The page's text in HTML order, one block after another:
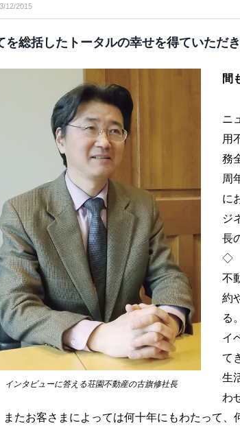
12/2015
を総括したトータルの幸せを得ていただ
インタビューに答える荘園不動産の古旗修社長
間
ニ
用
務
周
に
ジ
長
◇
不
約
る
イ
て
生
わ
またお客さまによっては何十年にもわたって